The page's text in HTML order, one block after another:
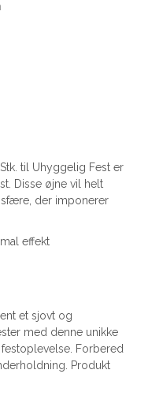
til Uhyggelig Fest er
Disse øjne vil helt
der imponerer
effekt
et sjovt og
med denne unikke
Forbered
Produkt